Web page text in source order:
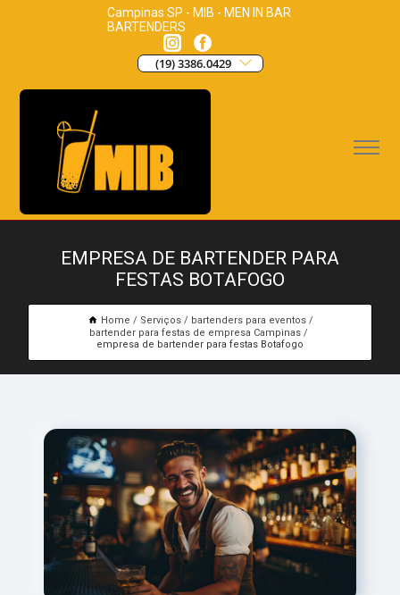
Campinas SP - MIB - MEN IN BAR
BARTENDERS
(19) 3386.0429
EMPRESA DE BARTENDER PARA
FESTAS BOTAFOGO
Home Serviços
bartenders para eventos
bartender para festas de empresa Campinas
empresa de bartender para festas Botafogo